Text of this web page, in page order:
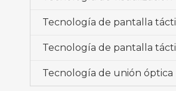
Tecnología de pantalla táctil
Tecnología de pantalla táctil
Tecnología de unión óptica